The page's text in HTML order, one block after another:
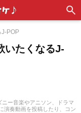
J-POP
いたくなるJ-
ー音楽やアニソン、ドラマ
演奏動画を投稿したり、コン